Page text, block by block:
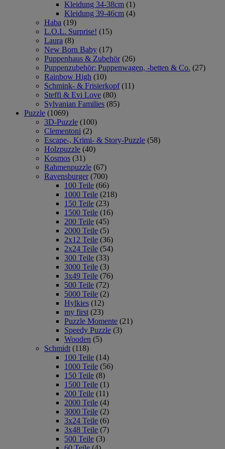
Kleidung 34-38cm (1)
Kleidung 39-46cm (4)
Haba (19)
L.O.L. Surprise! (15)
Laura (8)
New Born Baby (17)
Puppenhaus & Zubehör (26)
Puppenzubehör: Puppenwagen, -betten & Co. (27)
Rainbow High (10)
Schmink- & Frisierkopf (11)
Steffi & Evi Love (80)
Sylvanian Families (85)
Puzzle (1069)
3D-Puzzle (100)
Clementoni (2)
Escape-, Krimi- & Story-Puzzle (58)
Holzpuzzle (40)
Kosmos (31)
Rahmenpuzzle (67)
Ravensburger (700)
100 Teile (66)
1000 Teile (218)
150 Teile (23)
1500 Teile (16)
200 Teile (45)
2000 Teile (5)
2x12 Teile (36)
2x24 Teile (54)
300 Teile (33)
3000 Teile (3)
3x49 Teile (76)
500 Teile (72)
5000 Teile (2)
Hylkies (12)
my first (23)
Puzzle Momente (21)
Speedy Puzzle (3)
Wooden (5)
Schmidt (118)
100 Teile (14)
1000 Teile (56)
150 Teile (8)
1500 Teile (1)
200 Teile (11)
2000 Teile (4)
3000 Teile (2)
3x24 Teile (6)
3x48 Teile (7)
500 Teile (3)